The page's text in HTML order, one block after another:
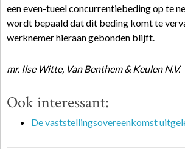
een even-tueel concurrentiebeding op te
wordt bepaald dat dit beding komt te
werknemer hieraan gebonden blijft.
mr. Ilse Witte, Van Benthem & Keulen N.V.
Ook interessant:
De vaststellingsovereenkomst